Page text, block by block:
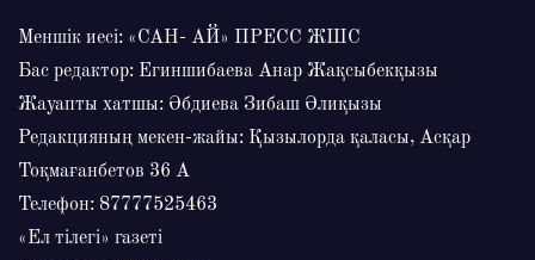
Меншік иесі: «САН- АЙ» ПРЕСС ЖШС
Бас редактор: Егиншибаева Анар Жақсыбекқызы
Жауапты хатшы: Әбдиева Зибаш Әлиқызы
Редакцияның мекен-жайы: Қызылорда қаласы, Асқар
Тоқмағанбетов 36 А
Телефон: 87777525463
«Ел тілегі» газеті